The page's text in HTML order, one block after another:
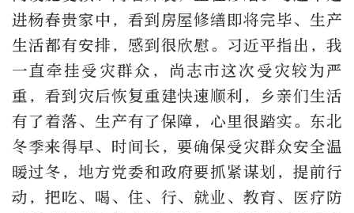
进杨春贵家中，看到房屋修缮即将完毕、生产
生活都有安排，感到很欣慰。习近平指出，我
一直牵挂受灾群众，尚志市这次受灾较为严
重，看到灾后恢复重建快速顺利，乡亲们生活
有了着落、生产有了保障，心里很踏实。东北
冬季来得早、时间长，要确保受灾群众安全温
暖过冬，地方党委和政府要抓紧谋划，提前行
动，把吃、喝、住、行、就业、教育、医疗防